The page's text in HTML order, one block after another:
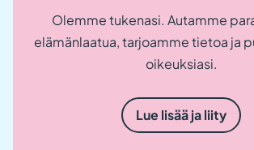
Olemme tukenasi. Autamme
elämänlaatua, tarjoamme tietoa ja
oikeuksiasi.
Lue lisää ja liity